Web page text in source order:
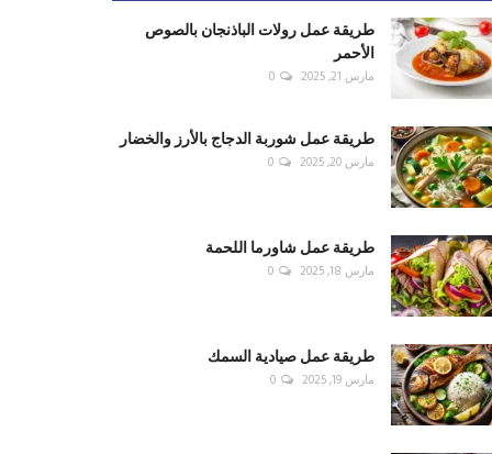
طريقة عمل رولات الباذنجان بالصوص
الأحمر
مارس 21, 2025 0
طريقة عمل شوربة الدجاج بالأرز والخضار
مارس 20, 2025 0
طريقة عمل شاورما اللحمة
مارس 18, 2025 0
طريقة عمل صيادية السمك
مارس 19, 2025 0